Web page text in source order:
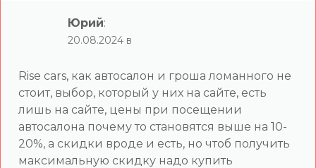
Юрий:
20.08.2024 в
Rise cars, как автосалон и гроша ломанного не
стоит, выбор, который у них на сайте, есть
лишь на сайте, цены при посещении
автосалона почему то становятся выше на 10-
20%, а скидки вроде и есть, но чтоб получить
максимальную скидку надо купить